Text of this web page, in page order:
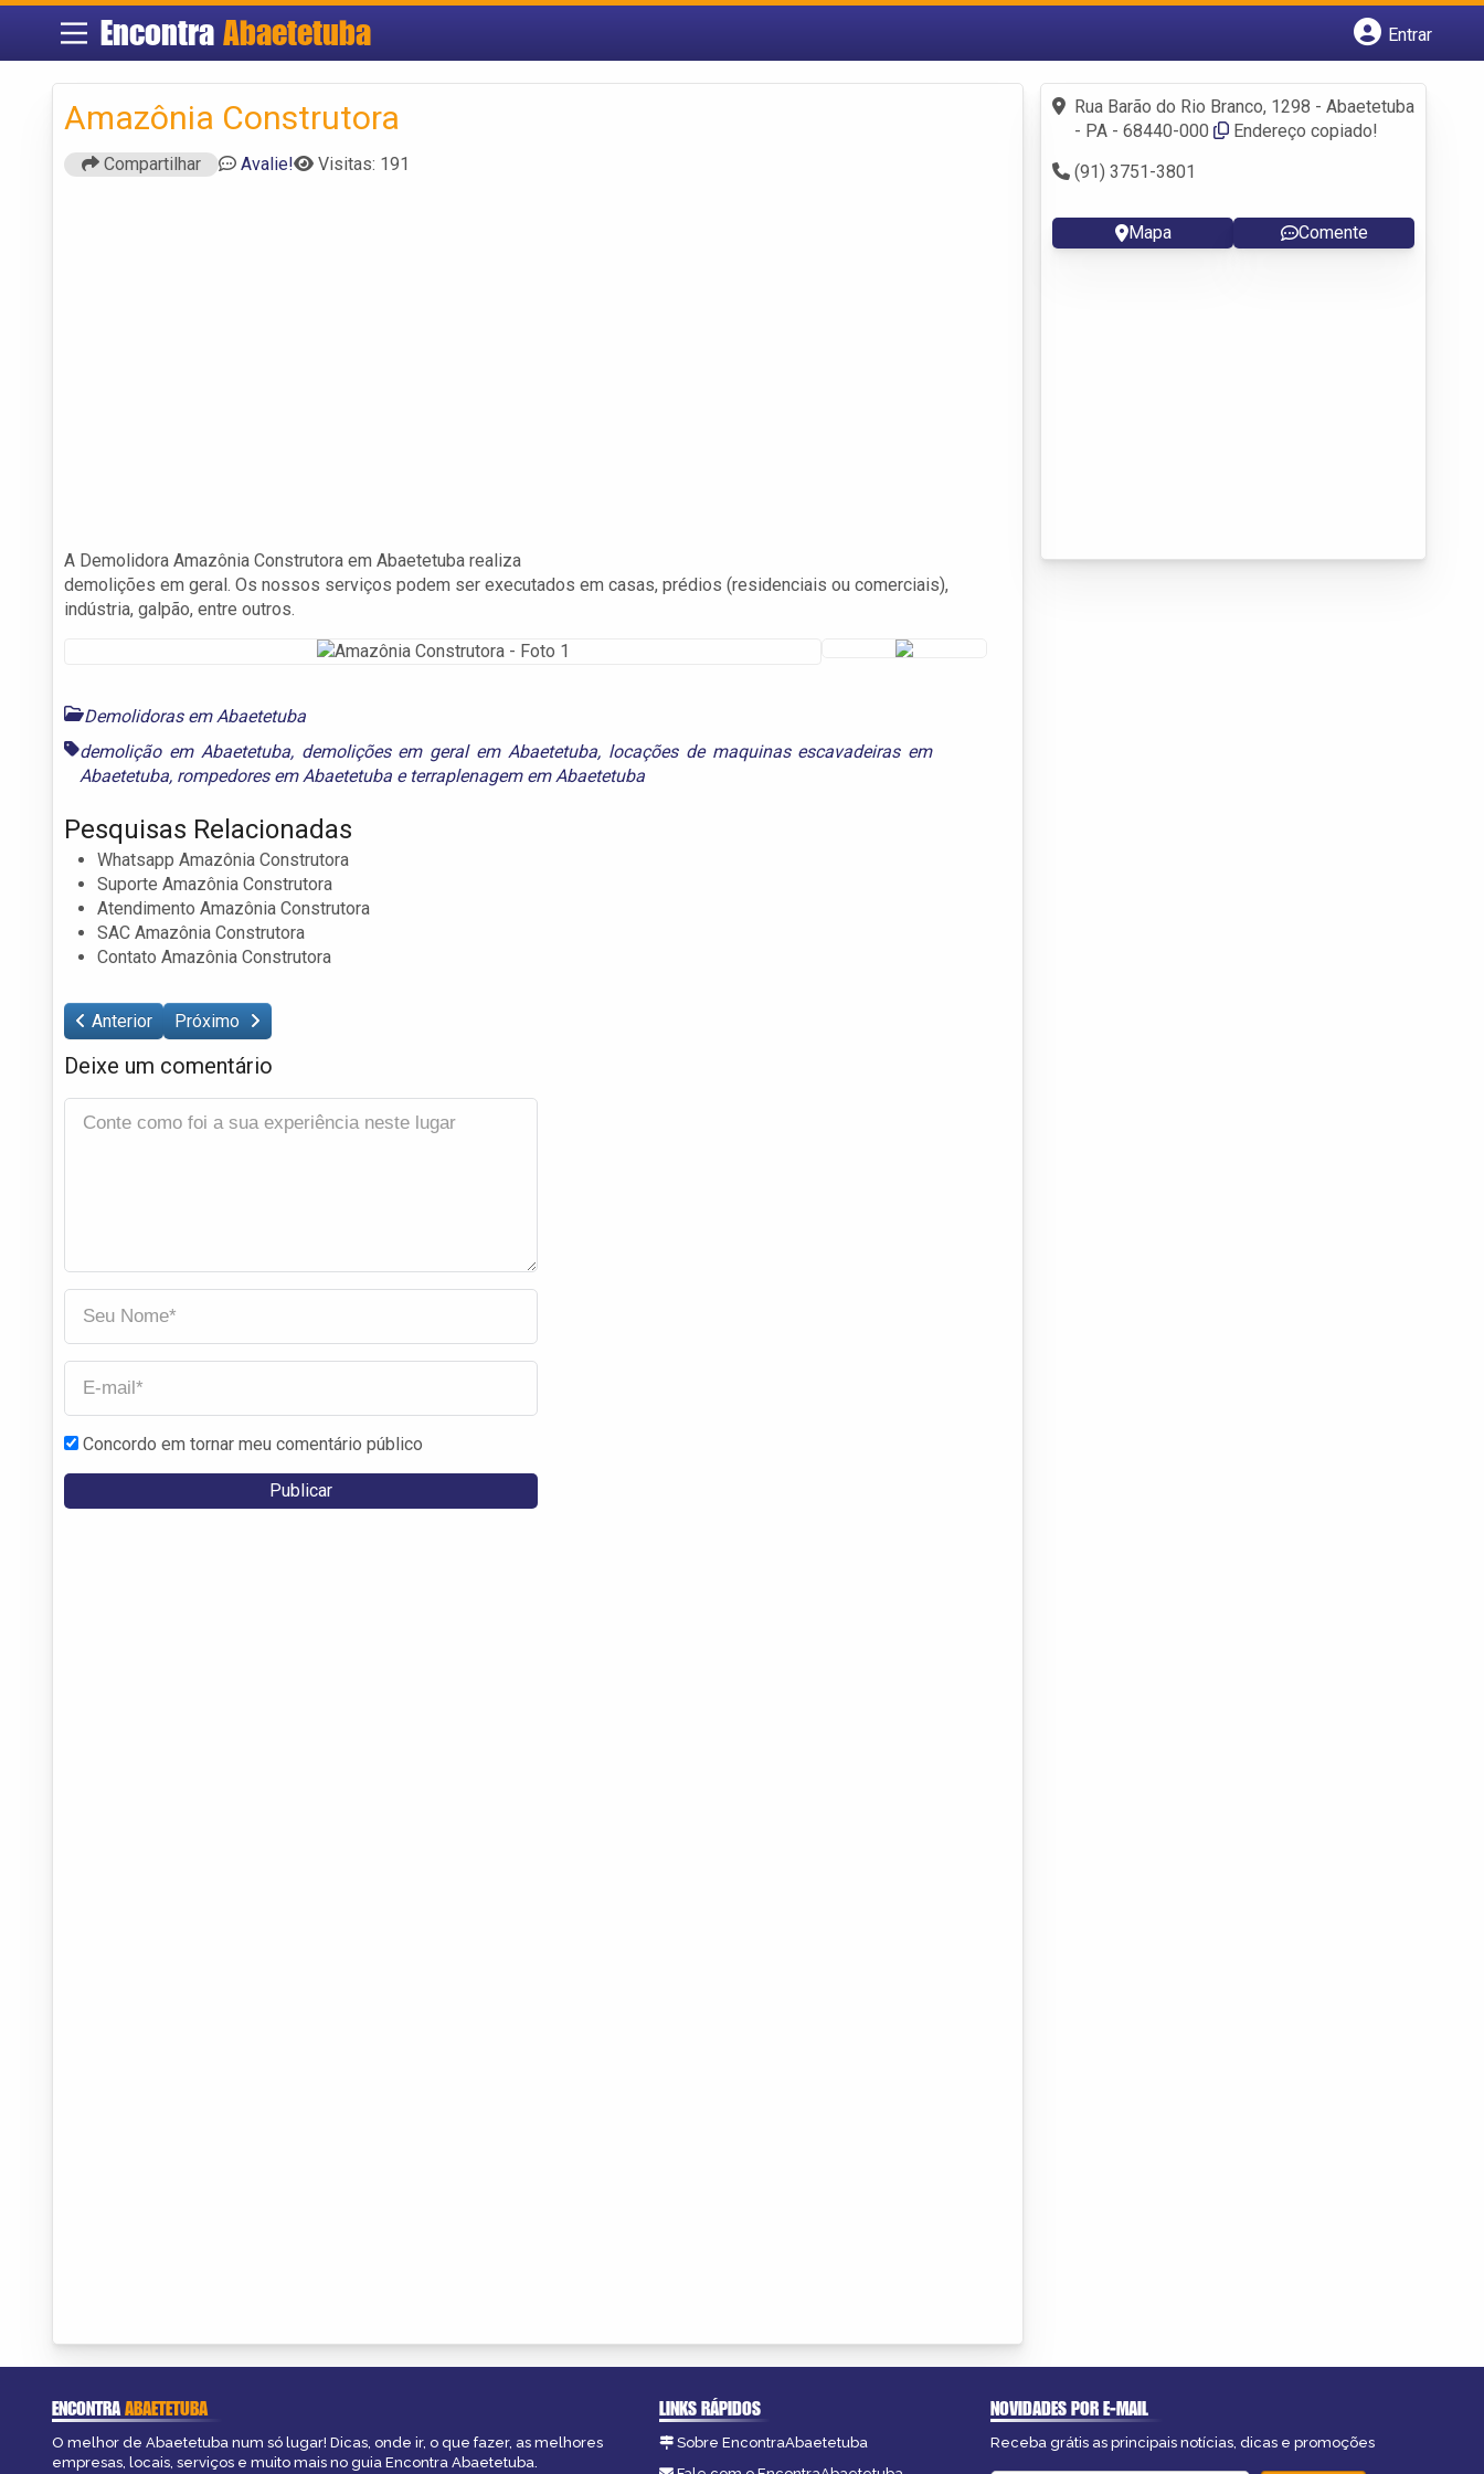
Encontra Abaetetuba
Entrar
Fazer login
Criar conta
Amazônia Construtora
Compartilhar Avalie! Visitas: 191
A Demolidora Amazônia Construtora em Abaetetuba realiza
demolições em geral. Os nossos serviços podem ser executados em casas, prédios (residenciais ou comerciais),
indústria, galpão, entre outros.
Demolidoras em Abaetetuba
demolição em Abaetetuba, demolições em geral em Abaetetuba, locações de maquinas escavadeiras em
Abaetetuba, rompedores em Abaetetuba e terraplenagem em Abaetetuba
Pesquisas Relacionadas
Whatsapp Amazônia Construtora
Suporte Amazônia Construtora
Atendimento Amazônia Construtora
SAC Amazônia Construtora
Contato Amazônia Construtora
Anterior Próximo
Deixe um comentário
Concordo em tornar meu comentário público
Rua Barão do Rio Branco, 1298 - Abaetetuba
- PA - 68440-000
Endereço copiado!
(91) 3751-3801
Mapa Comente
ENCONTRAABAETETUBA
O melhor de Abaetetuba num só lugar! Dicas, onde ir, o que fazer, as melhores
empresas, locais, serviços e muito mais no guia Encontra Abaetetuba.
LINKS RÁPIDOS
Sobre EncontraAbaetetuba
NOVIDADES POR E-MAIL
Receba grátis as principais notícias, dicas e promoções